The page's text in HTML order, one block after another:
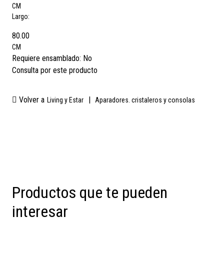
CM
Largo:
80.00
CM
Requiere ensamblado: No
Consulta por este producto
Volver a Living y Estar | Aparadores. cristaleros y consolas
Productos que te pueden
interesar